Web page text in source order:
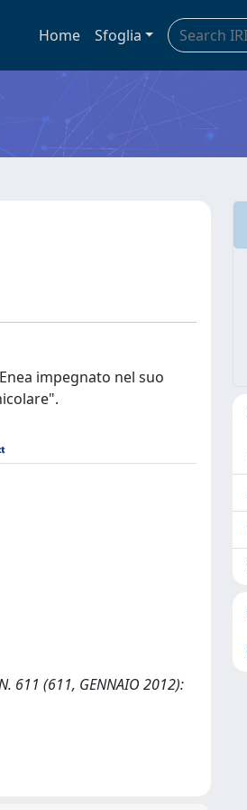
Home Sfoglia
impegnato nel suo
611 (611, GENNAIO 2012):